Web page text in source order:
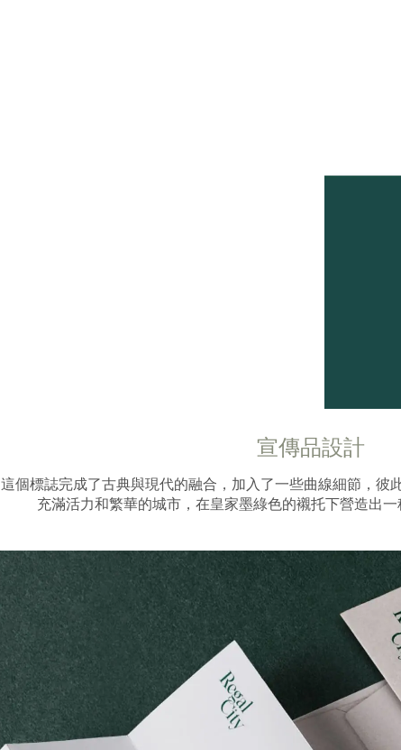
宣傳品設計
這個標誌完成了古典與現代的融合，加入了一些曲線細節，彼
充滿活力和繁華的城市，在皇家墨綠色的襯托下營造出一